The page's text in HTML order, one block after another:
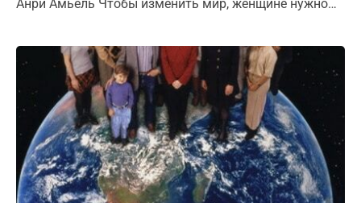
Анри Амьель Чтобы изменить мир, женщине нужно
Судите сами, если в списке супермена всего